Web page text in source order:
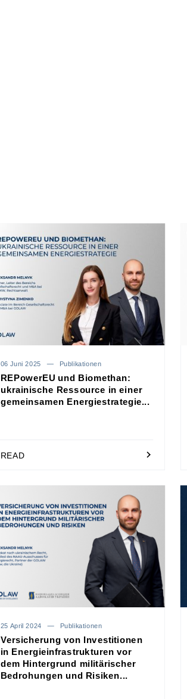
06 Juni 2025 Publikationen
REPowerEU und Biomethan:
ukrainische Ressource in einer
gemeinsamen Energiestrategie...
READ
25 April 2024 Publikationen
Versicherung von Investitionen
in Energieinfrastrukturen vor
dem Hintergrund militärischer
Bedrohungen und Risiken...